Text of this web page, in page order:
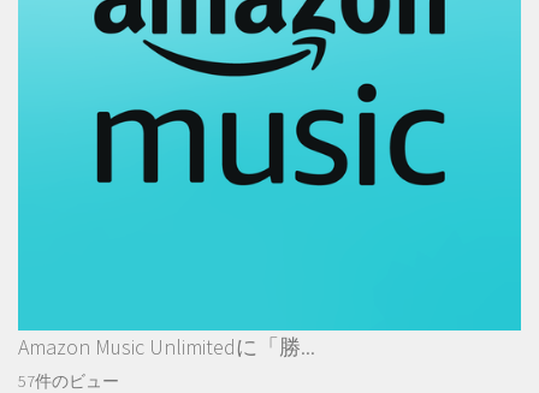
Amazon Music Unlimitedに「勝...
57件のビュー